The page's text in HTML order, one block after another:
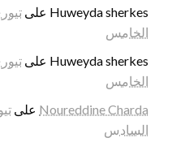
Huweyda sherkes على
الخامس
Huweyda sherkes على
الخامس
Noureddine Charda على
السادس